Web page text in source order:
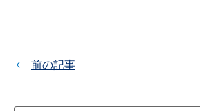
前の記事